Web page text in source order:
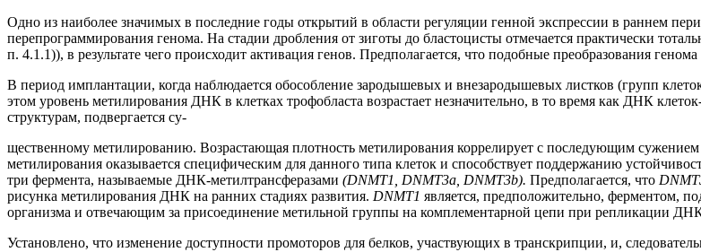
Одно из наиболее значимых в последние годы открытий в области регуляции генной экспрессии в раннем
перепрограммирования генома. На стадии дробления от зиготы до бластоцисты отмечается практически
п. 4.1.1)), в результате чего происходит активация генов. Предполагается, что подобные преобразования
В период имплантации, когда наблюдается обособление зародышевых и внезародышевых листков (групп
этом уровень метилирования ДНК в клетках трофобласта возрастает незначительно, в то время как ДНК
структурам, подвергается су-
щественному метилированию. Возрастающая плотность метилирования коррелирует с последующим
метилирования оказывается специфическим для данного типа клеток и способствует поддержанию
три фермента, называемые ДНК-метилтрансферазами (DNMT1, DNMT3a, DNMT3b). Предполагается, что
рисунка метилирования ДНК на ранних стадиях развития. DNMT1 является, предположительно, ферментом,
организма и отвечающим за присоединение метильной группы на комплементарной цепи при репликации
Установлено, что изменение доступности промоторов для белков, участвующих в транскрипции, и,